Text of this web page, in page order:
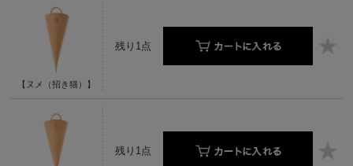
【ヌメ（招き猫）】
残り1点
残り1点